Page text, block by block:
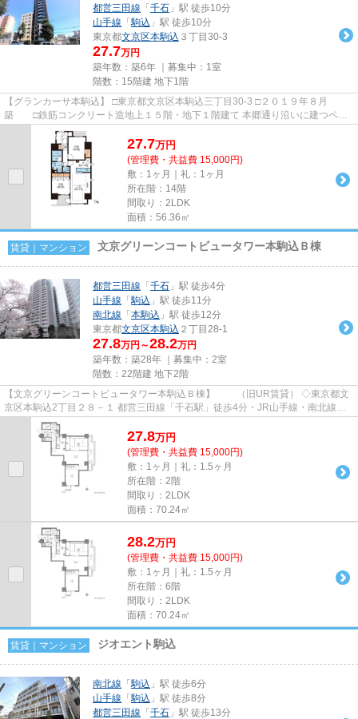
都営三田線 「 千石 」駅 徒歩10分
山手線 「駒込 」駅 徒歩10分
東京都文京区本駒込 ３丁目30-3
27.7万円
築年数：築6年 ｜募集中： 1室
階数：15階建 地下1階
【グランカーサ本駒込】 □東京都文京区本駒込三丁目30-3 □２０１９年８月
築 □鉄筋コンクリート造地上１５階・地下１階建て 本郷通り沿いに建つペッ
ト可賃貸マンションのご紹介で...
27.7万円
(管理費・共益費 15,000円)
敷：1ヶ月｜礼：1ヶ月
所在階：14階
間取り：2LDK
面積：56.36㎡
賃貸｜マンション 文京グリーンコートビュータワー本駒込Ｂ棟
都営三田線 「 千石 」駅 徒歩4分
山手線 「駒込 」駅 徒歩11分
南北線 「 本駒込 」駅 徒歩12分
東京都文京区本駒込 ２丁目28-1
27.8万円～28.2万円
築年数：築28年 ｜募集中： 2室
階数：22階建 地下2階
【文京グリーンコートビュータワー本駒込Ｂ棟】 （旧UR賃貸） ◇東京都文
京区本駒込2丁目２８－１ 都営三田線「千石駅」徒歩4分・JR山手線・南北線
27.8万円
(管理費・共益費 15,000円)
敷：1ヶ月｜礼：1.5ヶ月
所在階：2階
間取り：2LDK
面積：70.24㎡
28.2万円
(管理費・共益費 15,000円)
敷：1ヶ月｜礼：1.5ヶ月
所在階：6階
間取り：2LDK
面積：70.24㎡
賃貸｜マンション ジオエント駒込
南北線 「駒込 」駅 徒歩6分
山手線 「駒込 」駅 徒歩8分
都営三田線 「 千石 」駅 徒歩13分